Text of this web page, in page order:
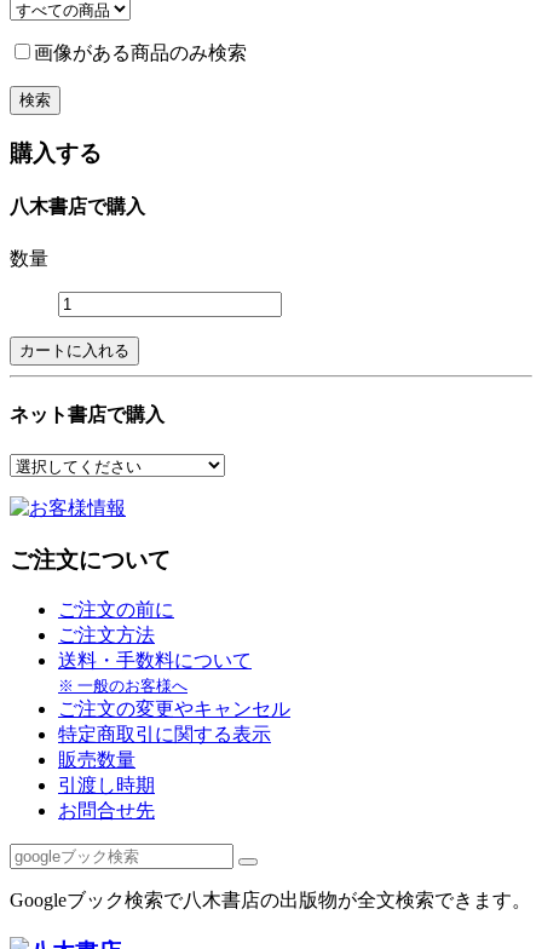
画像がある商品のみ検索
購入する
八木書店で購入
数量
ネット書店で購入
ご注文について
ご注文の前に
ご注文方法
送料・手数料について
※ 一般のお客様へ
ご注文の変更やキャンセル
特定商取引に関する表示
販売数量
引渡し時期
お問合せ先
Googleブック検索で八木書店の出版物が全文検索できます。